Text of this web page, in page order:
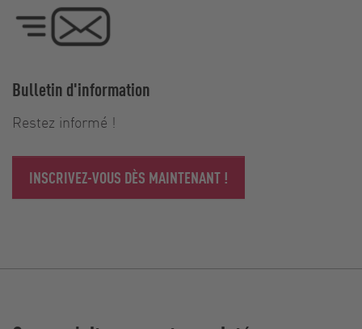
Bulletin d'information
Restez informé !
INSCRIVEZ-VOUS DÈS MAINTENANT !